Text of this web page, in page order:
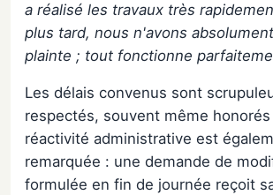
a réalisé les travaux très
plus tard, nous n'avons
plainte ; tout fonctionne
Les délais convenus sont
respectés, souvent même honorés
réactivité administrative est
remarquée : une demande de
formulée en fin de journée reçoit